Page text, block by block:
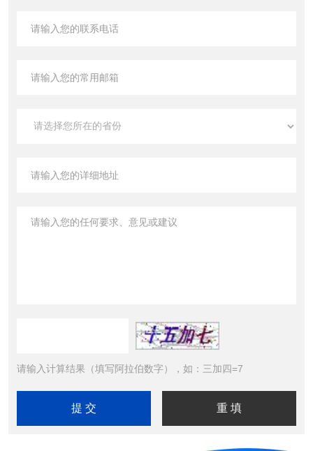
请输入计算结果（填写阿拉伯数字），如：三加四=7